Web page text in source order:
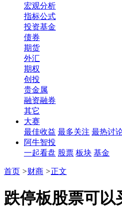
宏观分析
指标公式
投资基金
债券
期货
外汇
期权
创投
贵金属
融资融券
其它
大赛
最佳收益 最多关注 最热讨
阿牛智投
一起看盘 股票 板块 基金
首页 >财商 >正文
跌停板股票可以